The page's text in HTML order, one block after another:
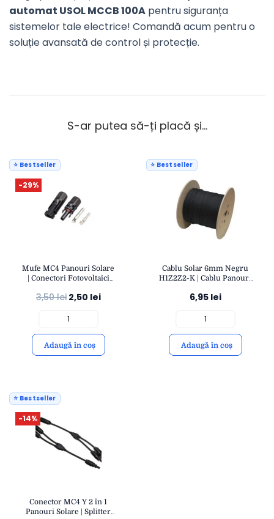
automat USOL MCCB 100A pentru siguranța
sistemelor tale electrice! Comandă acum pentru o
soluție avansată de control și protecție.
S-ar putea să-ți placă și…
⭐ Bestseller
-29%
Mufe MC4 Panouri Solare
| Conectori Fotovoltaici
6mm² | OPEN
3,50lei 2,50 lei
Adaugă în coș
⭐ Bestseller
Cablu Solar 6mm Negru
H1Z2Z2-K | Cablu Panouri
Eficient și Durabil
6,95 lei
Adaugă în coș
⭐ Bestseller
-14%
Conector MC4 Y 2 în 1
Panouri Solare | Splitter